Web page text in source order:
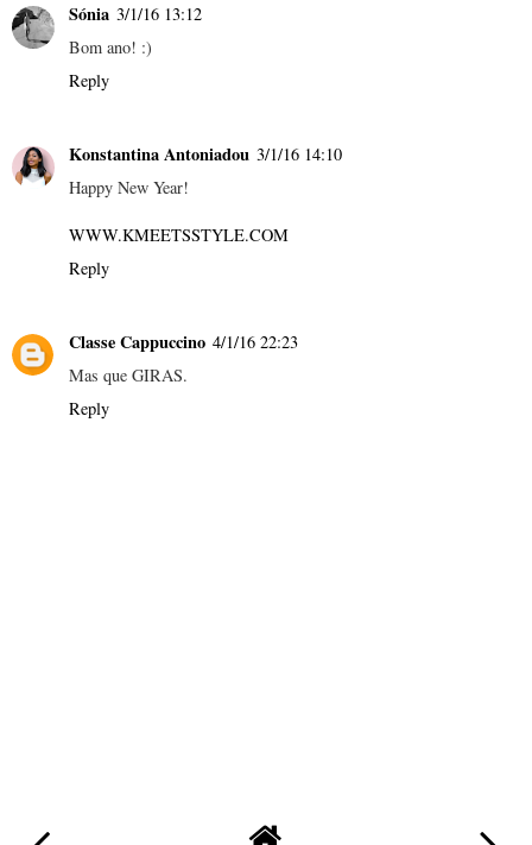
Sónia 3/1/16 13:12
Bom ano! :)
Reply
Konstantina Antoniadou 3/1/16 14:10
Happy New Year!
WWW.KMEETSSTYLE.COM
Reply
Classe Cappuccino 4/1/16 22:23
Mas que GIRAS.
Reply